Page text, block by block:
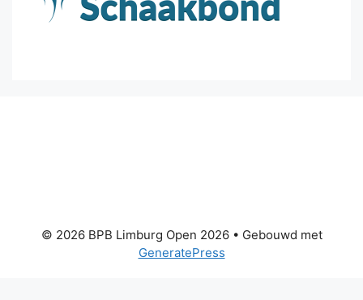
© 2026 BPB Limburg Open 2026• Gebouwd met
GeneratePress